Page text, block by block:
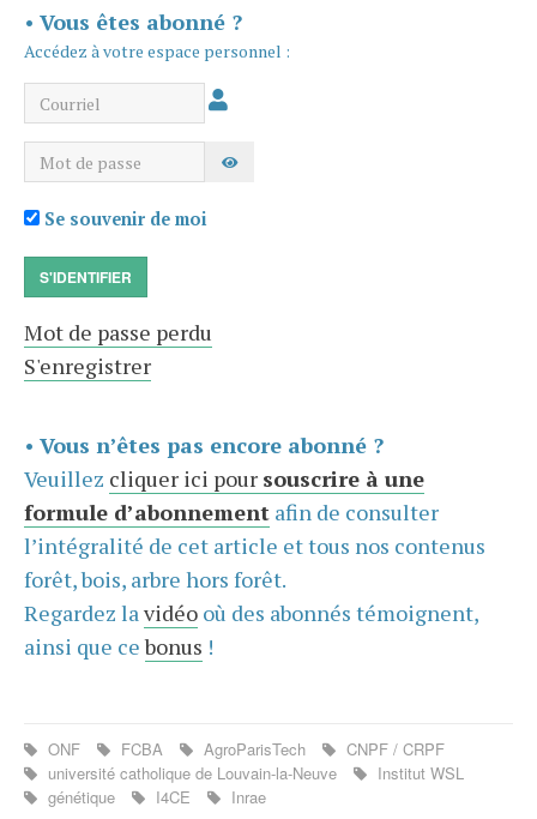
• Vous êtes abonné ?
Accédez à votre espace personnel :
Courriel
Mot de passe AFFICHER LE MOT DE PASSE
Se souvenir de moi
S'IDENTIFIER
Mot de passe perdu
S'enregistrer
• Vous n’êtes pas encore abonné ?
Veuillez cliquer ici pour souscrire à une
formule d’abonnement afin de consulter
l’intégralité de cet article et tous nos contenus
forêt, bois, arbre hors forêt.
Regardez lavidéo où des abonnés témoignent,
ainsi que cebonus !
ONF FCBA AgroParisTech
CNPF / CRPF
université catholique de Louvain-la-Neuve
Institut WSL
génétique
I4CE Inrae